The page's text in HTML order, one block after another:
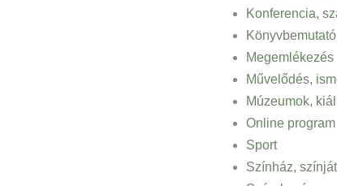
Konferencia,
Megemlékezés
Művelődés,
Múzeumok,
Online program
Sport
Színház,